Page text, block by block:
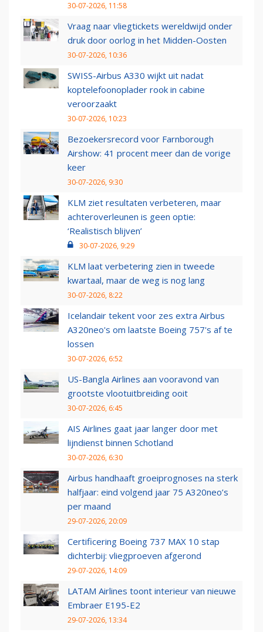
30-07-2026, 11:58
Vraag naar vliegtickets wereldwijd onder
druk door oorlog in het Midden-Oosten
30-07-2026, 10:36
SWISS-Airbus A330 wijkt uit nadat
koptelefoonoplader rook in cabine
veroorzaakt
30-07-2026, 10:23
Bezoekersrecord voor Farnborough
Airshow: 41 procent meer dan de vorige
keer
30-07-2026, 9:30
KLM ziet resultaten verbeteren, maar
achteroverleunen is geen optie:
‘Realistisch blijven’
30-07-2026, 9:29
KLM laat verbetering zien in tweede
kwartaal, maar de weg is nog lang
30-07-2026, 8:22
Icelandair tekent voor zes extra Airbus
A320neo's om laatste Boeing 757's af te
lossen
30-07-2026, 6:52
US-Bangla Airlines aan vooravond van
grootste vlootuitbreiding ooit
30-07-2026, 6:45
AIS Airlines gaat jaar langer door met
lijndienst binnen Schotland
30-07-2026, 6:30
Airbus handhaaft groeiprognoses na sterk
halfjaar: eind volgend jaar 75 A320neo’s
per maand
29-07-2026, 20:09
Certificering Boeing 737 MAX 10 stap
dichterbij: vliegproeven afgerond
29-07-2026, 14:09
LATAM Airlines toont interieur van nieuwe
Embraer E195-E2
29-07-2026, 13:34